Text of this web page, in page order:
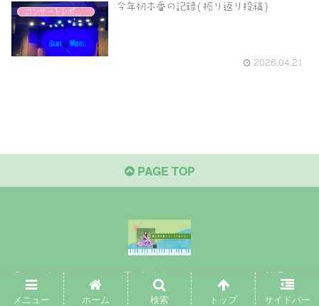
今年初本番の記録(振り返り投稿)
2026.04.21
PAGE TOP
Copyright © 2020-2026 原口沙矢架オフィシャルサイト All Rights
Reserved.
メニュー ホーム 検索 トップ サイドバー